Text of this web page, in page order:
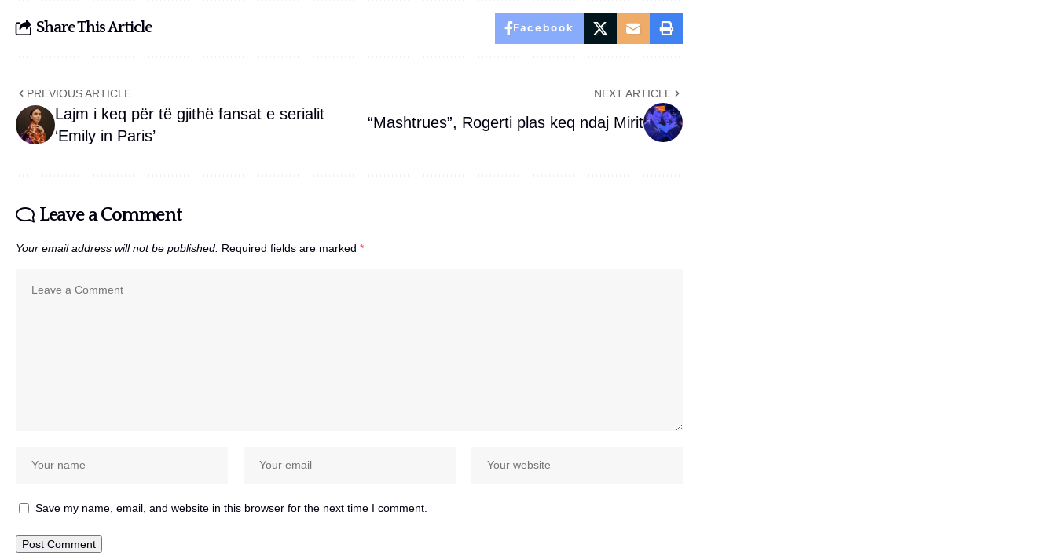
Share This Article Facebook
PREVIOUS ARTICLE
Lajm i keq për të gjithë fansat e serialit
‘Emily in Paris’
NEXT ARTICLE
“Mashtrues”, Rogerti plas keq ndaj Mirit
Leave a Comment
Your email address will not be published. Required fields are marked *
Save my name, email, and website in this browser for the next time I comment.